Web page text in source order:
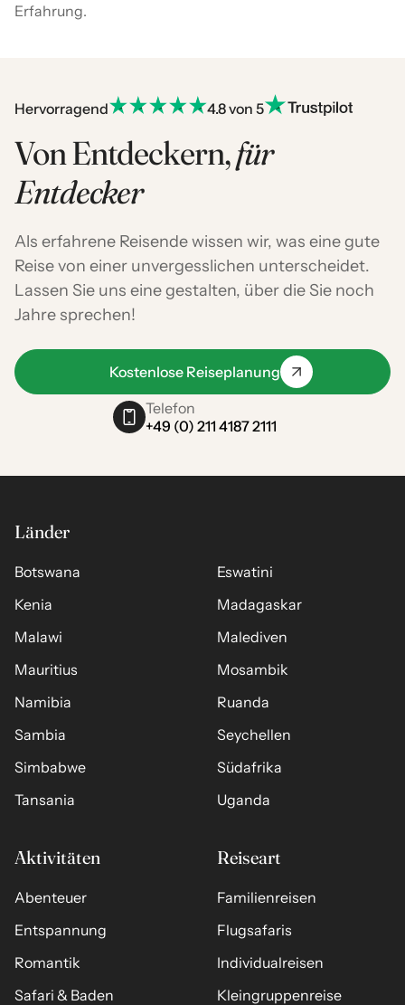
Erfahrung.
Hervorragend 4.8 von 5
Von Entdeckern,für
Entdecker
Als erfahrene Reisende wissen wir, was eine gute
Reise von einer unvergesslichen unterscheidet.
Lassen Sie uns eine gestalten, über die Sie noch
Jahre sprechen!
Kostenlose Reiseplanung
Telefon
+49 (0) 211 4187 2111
Länder
Botswana
Eswatini
Kenia
Madagaskar
Malawi
Malediven
Mauritius
Mosambik
Namibia
Ruanda
Sambia
Seychellen
Simbabwe
Südafrika
Tansania
Uganda
Aktivitäten
Abenteuer
Entspannung
Romantik
Safari & Baden
Reiseart
Familienreisen
Flugsafaris
Individualreisen
Kleingruppenreise